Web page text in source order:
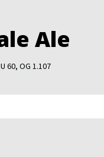
Ale
60, OG 1.107